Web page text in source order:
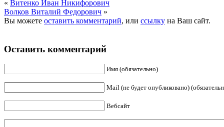
« Витенко Иван Никифорович
Волков Виталий Федорович »
Вы можете оставить комментарий, или ссылку на Ваш сайт.
Оставить комментарий
Имя (обязательно)
Mail (не будет опубликовано)
Вебсайт